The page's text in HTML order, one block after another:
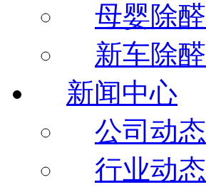
母婴除醛
新车除醛
新闻中心
公司动态
行业动态